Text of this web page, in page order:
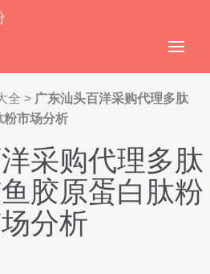
全 > 广东汕头百洋采购代理多肽
粉市场分析
采购代理多肽
胶原蛋白肽粉
分析